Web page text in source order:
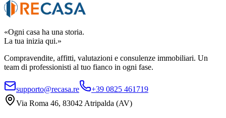
«Ogni casa ha una storia.
La tua inizia qui.»
Compravendite, affitti, valutazioni e consulenze immobiliari. Un
team di professionisti al tuo fianco in ogni fase.
supporto@recasa.re
+39 0825 461719
Via Roma 46, 83042 Atripalda (AV)